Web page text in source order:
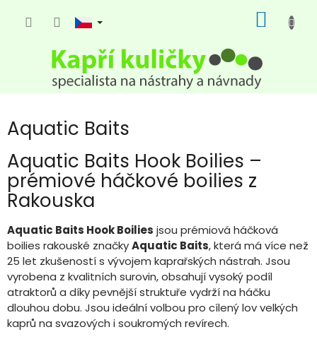
KOŠÍK
Aquatic Baits
Aquatic Baits Hook Boilies –
prémiové háčkové boilies z
Rakouska
Aquatic Baits Hook Boilies jsou prémiová háčková
boilies rakouské značkyAquatic Baits, která má více než
25 let zkušeností s vývojem kaprařských nástrah. Jsou
vyrobena z kvalitních surovin, obsahují vysoký podíl
atraktorů a díky pevnější struktuře vydrží na háčku
dlouhou dobu. Jsou ideální volbou pro cílený lov velkých
kaprů na svazových i soukromých revírech.